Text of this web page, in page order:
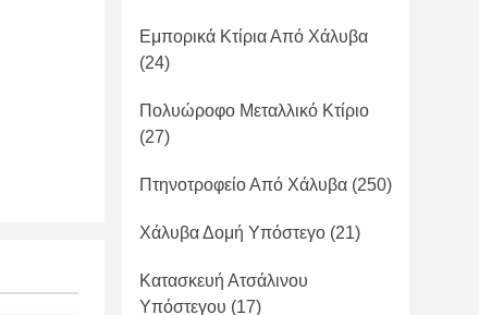
Εμπορικά Κτίρια Από Χάλυβα
(24)
Πολυώροφο Μεταλλικό Κτίριο
(27)
Πτηνοτροφείο Από Χάλυβα (250)
Χάλυβα Δομή Υπόστεγο (21)
Κατασκευή Ατσάλινου
Υπόστεγου (17)